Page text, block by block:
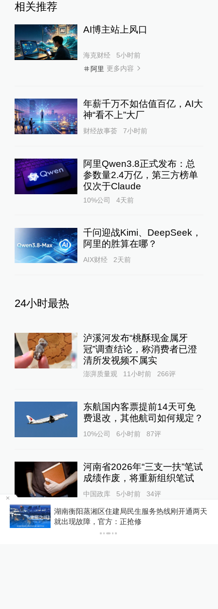
相关推荐
AI博主站上风口
海克财经
5小时前
阿里 更多内容
年薪千万不如估值百亿，AI大
神“看不上”大厂
财经故事荟 7小时前
阿里Qwen3.8正式发布：总
参数量2.4万亿，第三方榜单
仅次于Claude
10%公司 4天前
千问迎战Kimi、DeepSeek，
阿里的胜算在哪？
AIX财经 2天前
24小时最热
泸溪河发布“桃酥现金属牙
冠”调查结论，称消费者已澄
清所发视频不属实
澎湃质量观 11小时前 266评
东航国内客票提前14天可免
费退改，其他航司如何规定？
10%公司 6小时前 87评
河南省2026年“三支一扶”笔试
成绩作废，将重新组织笔试
中国政库 5小时前 34评
扫描“主播”｜主播利用未成年
人喊网友“爸爸”博流量，“母女
湖南衡阳蒸湘区住建局民生服务热线刚开通两天
就出现故障，官方：正抢修